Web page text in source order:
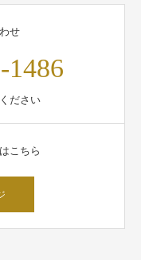
せ
1486
ださい
こちら